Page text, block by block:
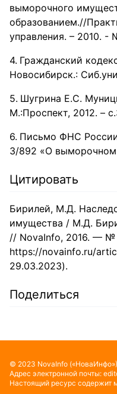
выморочного
образованием.//
управления. – 2010. -
Гражданский
Новосибирск.:
Шугрина Е.С.
М.:Проспект, 2012. –
Письмо ФНС
3/892 «О
Цитировать
Бирилей, М.Д.
имущества / М.Д.
// NovaInfo, 2016. —
https://novainfo.ru/
29.03.2023).
Поделиться
© 2023 NovaInfo («НоваИнфо»)
Адрес электронной почты:
Настоящий ресурс содержит